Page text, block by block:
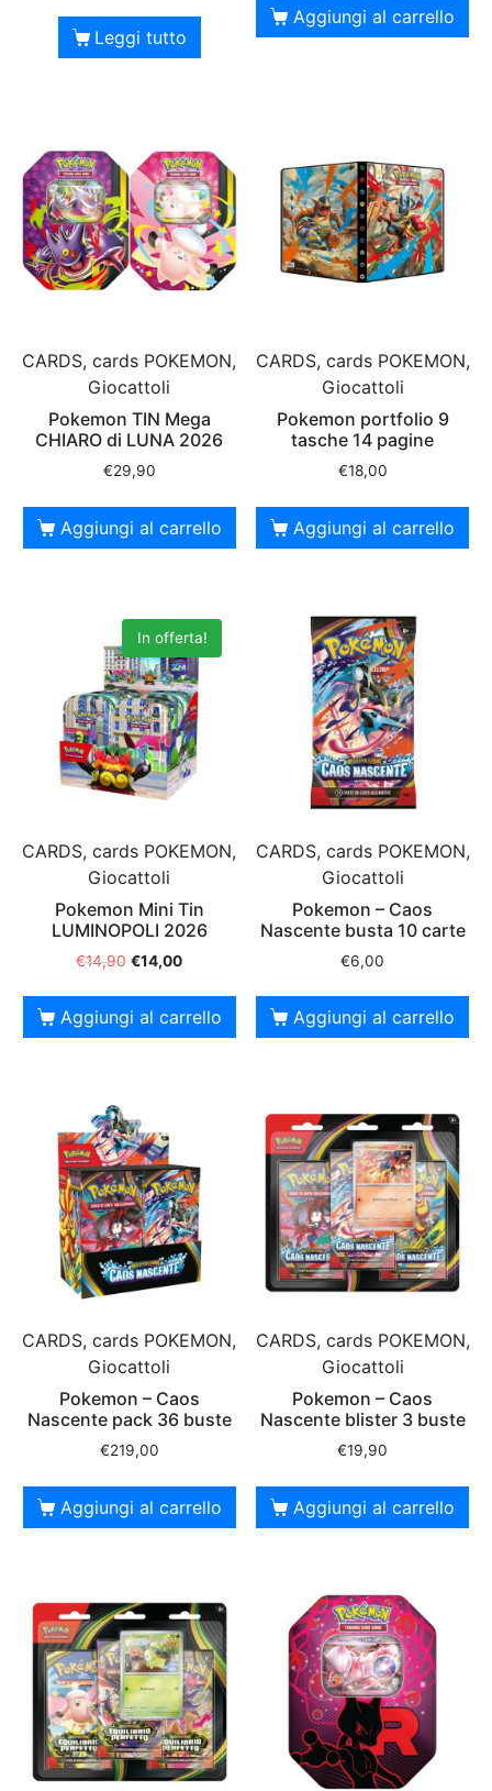
Leggi tutto
Aggiungi al carrello
CARDS, cards POKEMON,
Giocattoli
Pokemon TIN Mega
CHIARO di LUNA 2026
€29,90
Aggiungi al carrello
CARDS, cards POKEMON,
Giocattoli
Pokemon portfolio 9
tasche 14 pagine
€18,00
Aggiungi al carrello
In offerta!
CARDS, cards POKEMON,
Giocattoli
Pokemon Mini Tin
LUMINOPOLI 2026
€14,90 €14,00
Aggiungi al carrello
CARDS, cards POKEMON,
Giocattoli
Pokemon – Caos
Nascente busta 10 carte
€6,00
Aggiungi al carrello
CARDS, cards POKEMON,
Giocattoli
Pokemon – Caos
Nascente pack 36 buste
€219,00
Aggiungi al carrello
CARDS, cards POKEMON,
Giocattoli
Pokemon – Caos
Nascente blister 3 buste
€19,90
Aggiungi al carrello